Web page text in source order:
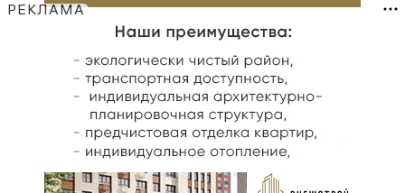
РЕКЛАМА